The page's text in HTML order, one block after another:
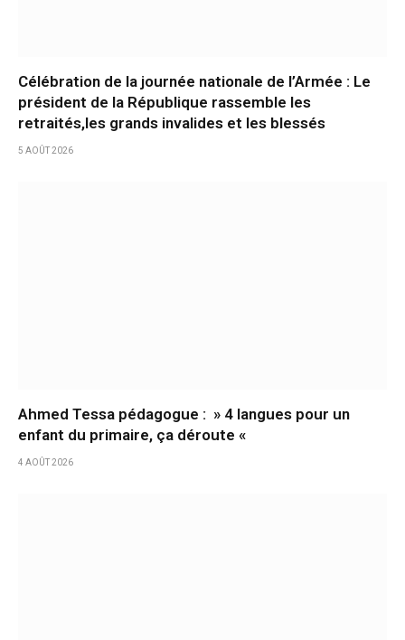
Célébration de la journée nationale de l’Armée : Le
président de la République rassemble les
retraités,les grands invalides et les blessés
5 AOÛT 2026
Ahmed Tessa pédagogue : » 4 langues pour un
enfant du primaire, ça déroute «
4 AOÛT 2026